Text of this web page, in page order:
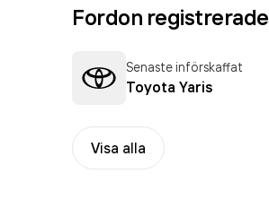
Fordon registrerade
Senaste införskaffat
Toyota Yaris
Visa alla